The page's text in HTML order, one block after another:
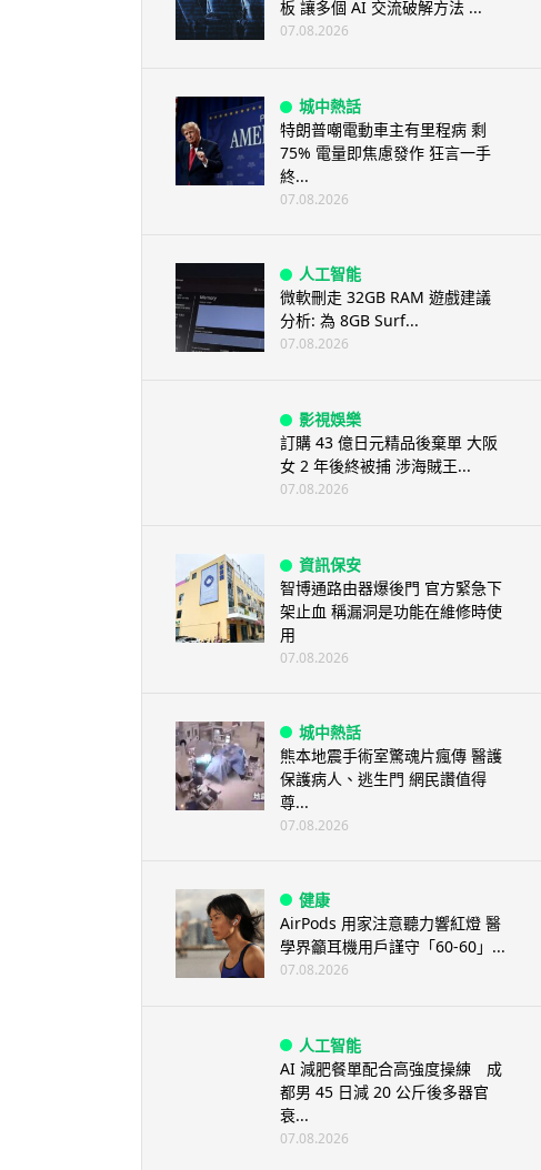
板 讓多個 AI 交流破解方法 ...
07.08.2026
城中熱話
特朗普嘲電動車主有里程病 剩
75% 電量即焦慮發作 狂言一手
終...
07.08.2026
人工智能
微軟刪走 32GB RAM 遊戲建議
分析: 為 8GB Surf...
07.08.2026
影視娛樂
訂購 43 億日元精品後棄單 大阪
女 2 年後終被捕 涉海賊王...
07.08.2026
資訊保安
智博通路由器爆後門 官方緊急下
架止血 稱漏洞是功能在維修時使
用
07.08.2026
城中熱話
熊本地震手術室驚魂片瘋傳 醫護
保護病人、逃生門 網民讚值得
尊...
07.08.2026
健康
AirPods 用家注意聽力響紅燈 醫
學界籲耳機用戶謹守「60-60」...
07.08.2026
人工智能
AI 減肥餐單配合高強度操練 成
都男 45 日減 20 公斤後多器官
衰...
07.08.2026